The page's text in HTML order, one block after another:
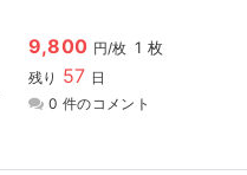
9,800 円/枚 1 枚
残り 57 日
0 件のコメント